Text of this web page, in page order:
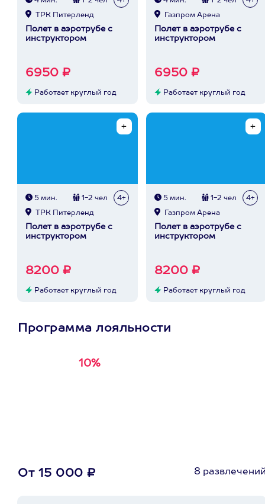
ТРК Питерленд
Полет в аэротрубе с
инструктором
6950 ₽
Работает круглый год
Газпром Арена
Полет в аэротрубе с
инструктором
6950 ₽
Работает круглый год
5 мин. 1-2 чел 4+
ТРК Питерленд
Полет в аэротрубе с
инструктором
8200 ₽
Работает круглый год
5 мин. 1-2 чел 4+
Газпром Арена
Полет в аэротрубе с
инструктором
8200 ₽
Работает круглый год
Программа лояльности
10%
От 15 000 ₽ 8